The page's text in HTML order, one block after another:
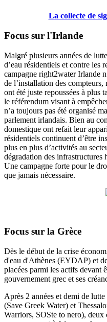
La collecte de
Focus sur l'Irlande
Malgré plusieurs années de
d’eau résidentiels et contre les
campagne right2water Irlande
de l’installation des compteurs,
ont été juste repoussées à plus
le référendum visant à
n’a toujours pas été organisé
parlement irlandais. Bien au
domestique ont refait leur
résidentiels continuent d’être
plus en plus d’activités au
dégradation des infrastructures
Une campagne forte pour le
que jamais nécessaire.
Focus sur la Grèce
Dès le début de la crise
d'eau d'Athènes (EYDAP) et
placées parmi les actifs devant
gouvernement grec et ses
Après 2 années et demi de
(Save Greek Water) et
Warriors, SOSte to nero), deux